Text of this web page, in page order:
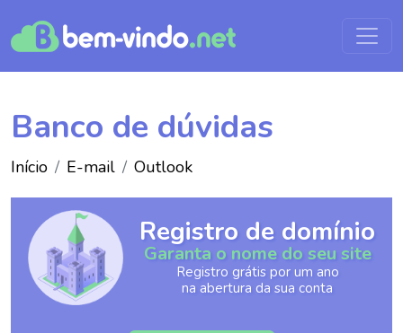
Banco de dúvidas
Início E-mail Outlook
Registro de domínio
Garanta o nome do seu site
Registro grátis por um ano
na abertura da sua conta